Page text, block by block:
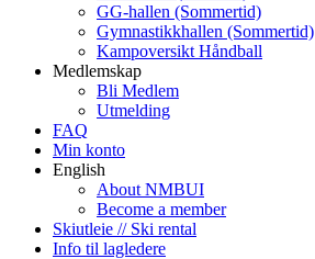
GG-hallen (Sommertid)
Gymnastikkhallen (Sommertid)
Kampoversikt Håndball
Medlemskap
Bli Medlem
Utmelding
FAQ
Min konto
English
About NMBUI
Become a member
Skiutleie // Ski rental
Info til lagledere